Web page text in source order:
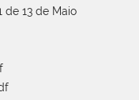
de 13 de Maio